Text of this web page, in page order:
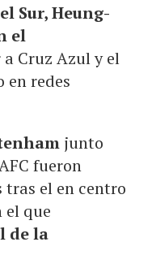
Sur, Heung-
el
Cruz Azul y el
en redes
junto
fueron
tras el en centro
el que
de la